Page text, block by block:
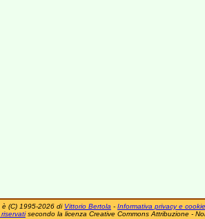
è (C) 1995-2026 di Vittorio Bertola - Informativa privacy e cookie
secondo la licenza Creative Commons Attribuzione -